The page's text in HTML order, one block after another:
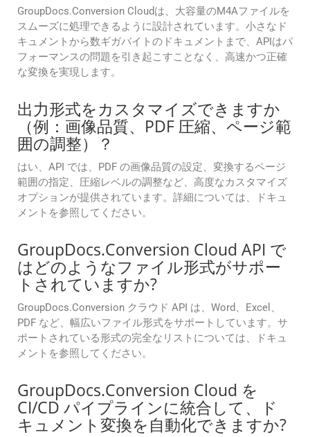
GroupDocs.Conversion Cloudは、大容量のM4Aファイルを
スムーズに処理できるように設計されています。小さなド
キュメントから数ギガバイトのドキュメントまで、APIはパ
フォーマンスの問題を引き起こすことなく、高速かつ正確
な変換を実現します。
出力形式をカスタマイズできますか
（例：画像品質、PDF 圧縮、ページ範
囲の調整）？
はい、API では、PDF の画像品質の設定、変換するページ
範囲の指定、圧縮レベルの調整など、高度なカスタマイズ
オプションが提供されています。詳細については、ドキュ
メントを参照してください。
GroupDocs.Conversion Cloud API で
はどのようなファイル形式がサポー
トされていますか?
GroupDocs.Conversion クラウド API は、Word、Excel、
PDF など、幅広いファイル形式をサポートしています。サ
ポートされている形式の完全なリストについては、ドキュ
メントを参照してください。
GroupDocs.Conversion Cloud を
CI/CD パイプラインに統合して、ド
キュメント変換を自動化できますか?